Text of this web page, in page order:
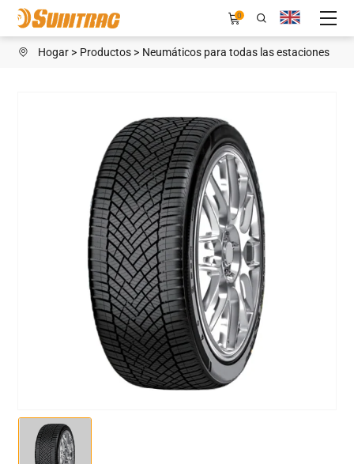
ENFOQUE
DURANTE
TODA
TEMPORADA
0
Hogar Productos Neumáticos para todas las estaciones